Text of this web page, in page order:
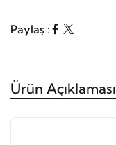
Paylaş :
Ürün Açıklaması